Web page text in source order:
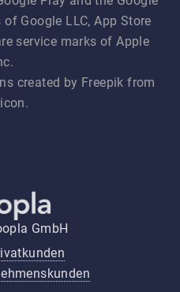
Google LLC, App Store
service marks of Apple
created by Freepik from
GmbH